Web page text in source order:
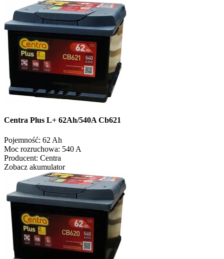
Centra Plus L+ 62Ah/540A Cb621
Pojemność: 62 Ah
Moc rozruchowa: 540 A
Producent: Centra
Zobacz akumulator